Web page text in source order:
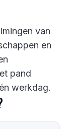
van
en
pand
werkdag.